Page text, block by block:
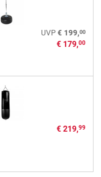
UVP € 199,00
€ 179,00
€ 219,99